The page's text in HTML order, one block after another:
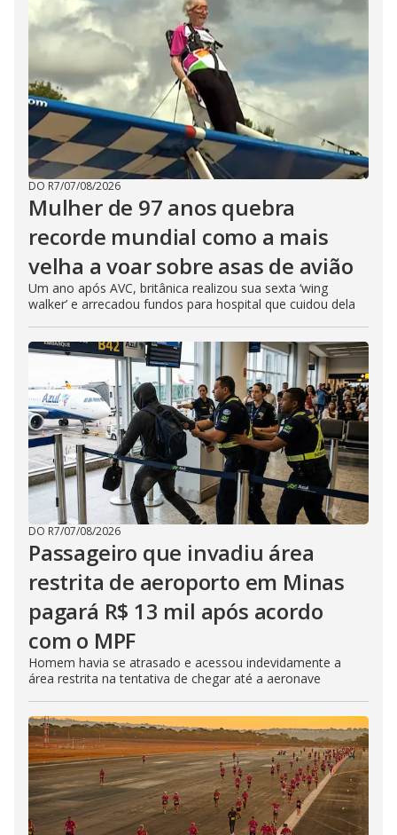
DO R7/07/08/2026
Mulher de 97 anos quebra
recorde mundial como a mais
velha a voar sobre asas de avião
Um ano após AVC, britânica realizou sua sexta ‘wing
walker’ e arrecadou fundos para hospital que cuidou dela
DO R7/07/08/2026
Passageiro que invadiu área
restrita de aeroporto em Minas
pagará R$ 13 mil após acordo
com o MPF
Homem havia se atrasado e acessou indevidamente a
área restrita na tentativa de chegar até a aeronave